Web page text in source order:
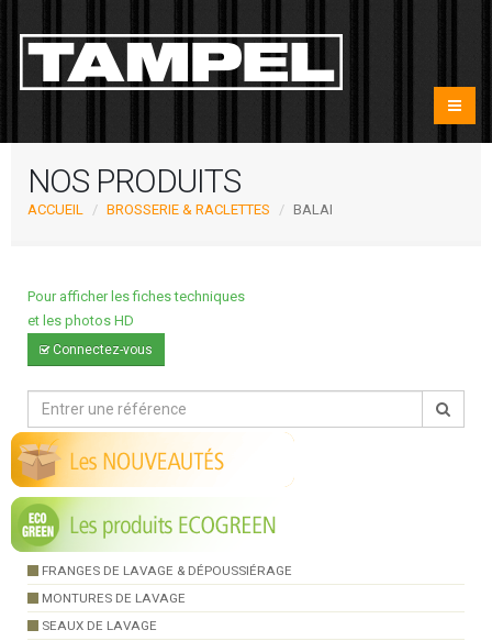
NOS PRODUITS
ACCUEIL BROSSERIE & RACLETTES BALAI
Pour afficher les fiches techniques
et les photos HD
Connectez-vous
FRANGES DE LAVAGE & DÉPOUSSIÉRAGE
MONTURES DE LAVAGE
SEAUX DE LAVAGE